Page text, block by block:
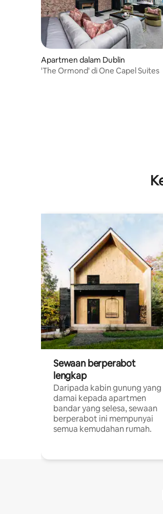
Apartmen dalam Dublin
'The Ormond' di One Capel Suites
Sewaan berperabot
lengkap
Daripada kabin gunung yang
damai kepada apartmen
bandar yang selesa, sewaan
berperabot ini mempunyai
semua kemudahan rumah.